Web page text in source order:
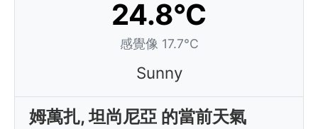
24.8°C
感覺像 17.7°C
Sunny
姆萬扎, 坦尚尼亞 的當前天氣